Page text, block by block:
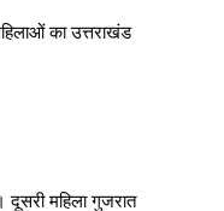
का उत्तराखंड
महिला गुजरात